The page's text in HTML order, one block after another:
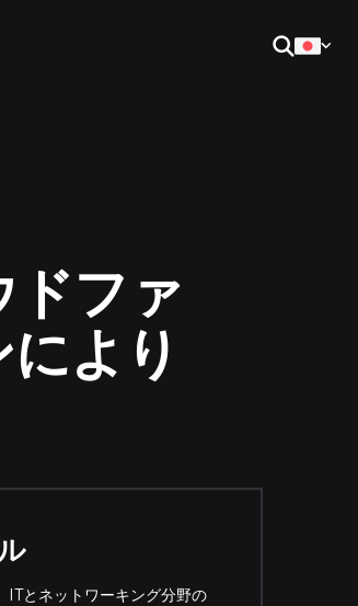
ファ
より
ITとネットワーキング分野の